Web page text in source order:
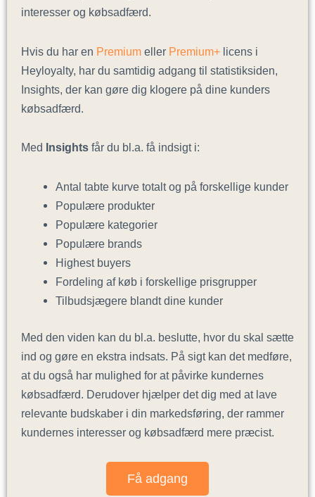
interesser og købsadfærd.
Hvis du har en Premium eller Premium+ licens i
Heyloyalty, har du samtidig adgang til statistiksiden,
Insights, der kan gøre dig klogere på dine kunders
købsadfærd.
Med Insights får du bl.a. få indsigt i:
Antal tabte kurve totalt og på forskellige kunder
Populære produkter
Populære kategorier
Populære brands
Highest buyers
Fordeling af køb i forskellige prisgrupper
Tilbudsjægere blandt dine kunder
Med den viden kan du bl.a. beslutte, hvor du skal sætte
ind og gøre en ekstra indsats. På sigt kan det medføre,
at du også har mulighed for at påvirke kundernes
købsadfærd. Derudover hjælper det dig med at lave
relevante budskaber i din markedsføring, der rammer
kundernes interesser og købsadfærd mere præcist.
Få adgang